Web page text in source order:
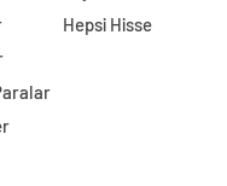
Hepsi Hisse